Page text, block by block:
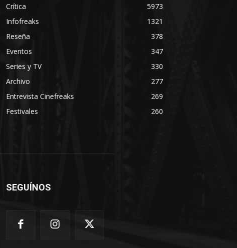
Crítica
5973
Infofreaks
1321
Reseña
378
Eventos
347
Series y TV
330
Archivo
277
Entrevista Cinefreaks
269
Festivales
260
SEGUÍNOS